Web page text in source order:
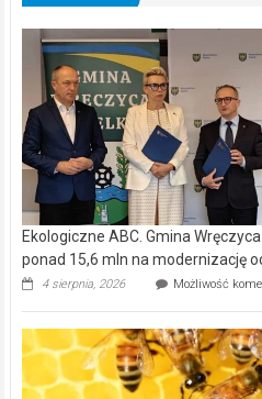
Ekologiczne ABC. Gmina
ponad 15,6 mln na modernizację
4 sierpnia, 2026 Możliwość